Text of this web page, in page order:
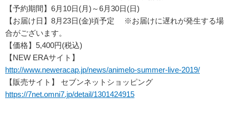
【予約期間】6月10日(月)～6月30日(日)
【お届け日】8月23日(金)頃予定 ※お届けに遅れが発生する場
合がございます。
【価格】5,400円(税込)
【NEW ERAサイト】
http://www.neweracap.jp/news/animelo-summer-live-2019/
【販売サイト】 セブンネットショッピング
https://7net.omni7.jp/detail/1301424915